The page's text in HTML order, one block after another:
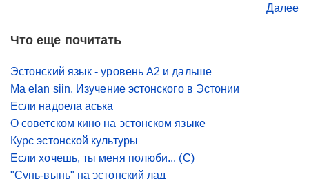
Далее
Что еще почитать
Эстонский язык - уровень A2 и дальше
Ma elan siin. Изучение эстонского в Эстонии
Если надоела аська
О советском кино на эстонском языке
Курс эстонской культуры
Если хочешь, ты меня полюби... (С)
"Cунь-вынь" на эстонский лад